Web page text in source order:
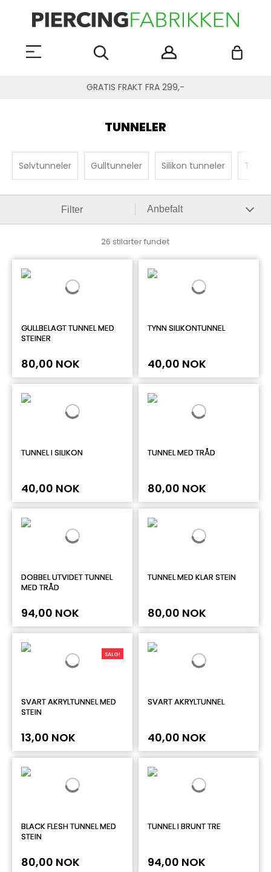
GRATIS FRAKT FRA 299,-
TUNNELER
Sølvtunneler Gulltunneler Silikon tunneler
Filter
26 stilarter fundet
GULLBELAGT TUNNEL MED
STEINER
80,00 NOK
TYNN SILIKONTUNNEL
40,00 NOK
TUNNEL I SILIKON
40,00 NOK
TUNNEL MED TRÅD
80,00 NOK
DOBBEL UTVIDET TUNNEL
MED TRÅD
94,00 NOK
TUNNEL MED KLAR STEIN
80,00 NOK
SALG!
SVART AKRYLTUNNEL MED
STEIN
13,00 NOK
SVART AKRYLTUNNEL
40,00 NOK
BLACK FLESH TUNNEL MED
STEIN
80,00 NOK
TUNNEL I BRUNT TRE
94,00 NOK